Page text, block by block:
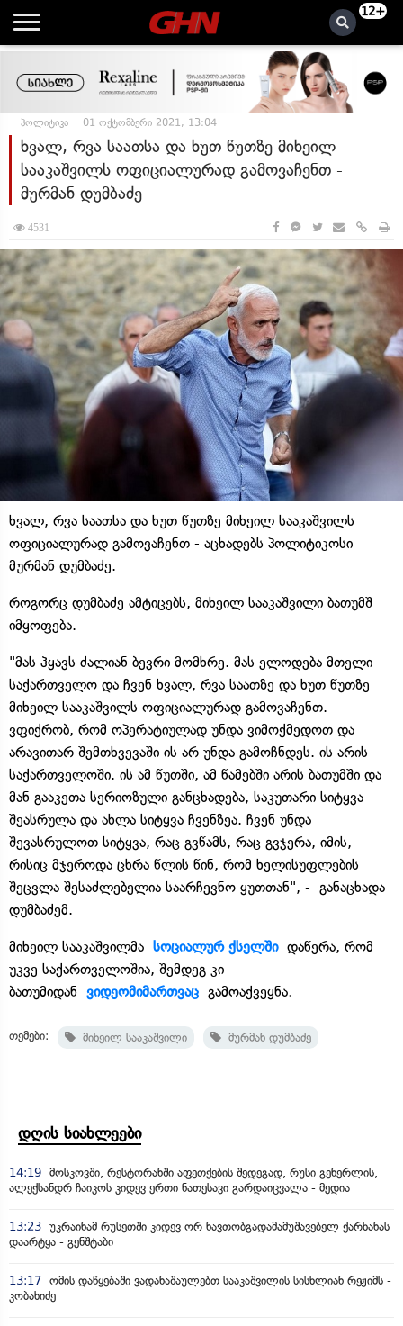
12+
პოლიტიკა 01 ოქტომბერი 2021, 13:04
ხვალ, რვა საათსა და ხუთ წუთზე მიხეილ
სააკაშვილს ოფიციალურად გამოვაჩენთ -
მურმან დუმბაძე
4531
ხვალ, რვა საათსა და ხუთ წუთზე მიხეილ სააკაშვილს
ოფიციალურად გამოვაჩენთ - აცხადებს პოლიტიკოსი
მურმან დუმბაძე.
როგორც დუმბაძე ამტიცებს, მიხეილ სააკაშვილი ბათუმშ
იმყოფება.
"მას ჰყავს ძალიან ბევრი მომხრე. მას ელოდება მთელი
საქართველო და ჩვენ ხვალ, რვა საათზე და ხუთ წუთზე
მიხეილ სააკაშვილს ოფიციალურად გამოვაჩენთ.
ვფიქრობ, რომ ოპერატიულად უნდა ვიმოქმედოთ და
არავითარ შემთხვევაში ის არ უნდა გამოჩნდეს. ის არის
საქართველოში. ის ამ წუთში, ამ წამებში არის ბათუმში და
მან გააკეთა სერიოზული განცხადება, საკუთარი სიტყვა
შეასრულა და ახლა სიტყვა ჩვენზეა. ჩვენ უნდა
შევასრულოთ სიტყვა, რაც გვწამს, რაც გვჯერა, იმის,
რისიც მჯეროდა ცხრა წლის წინ, რომ ხელისუფლების
შეცვლა შესაძლებელია საარჩევნო ყუთთან", - განაცხადა
დუმბაძემ.
მიხეილ სააკაშვილმა სოციალურ ქსელში დაწერა, რომ
უკვე საქართველოშია, შემდეგ კი
ბათუმიდან ვიდეომიმართვაც გამოაქვეყნა.
თემები: მიხეილ სააკაშვილი მურმან დუმბაძე
დღის სიახლეები
14:19 მოსკოვში, რესტორანში აფეთქების შედეგად, რუსი გენერლის,
ალექსანდრ ჩაიკოს კიდევ ერთი ნათესავი გარდაიცვალა - მედია
13:23 უკრაინამ რუსეთში კიდევ ორ ნავთობგადამამუშავებელ ქარხანას
დაარტყა - გენშტაბი
13:17 ომის დაწყებაში ვადანაშაულებთ სააკაშვილის სისხლიან რეჟიმს -
კობახიძე